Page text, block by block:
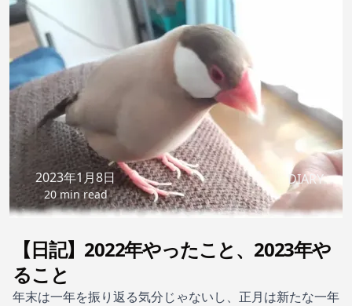
2023年1月8日
20 min read
DIARY
【日記】2022年やったこと、2023年や
ること
年末は一年を振り返る気分じゃないし、正月は新たな一年